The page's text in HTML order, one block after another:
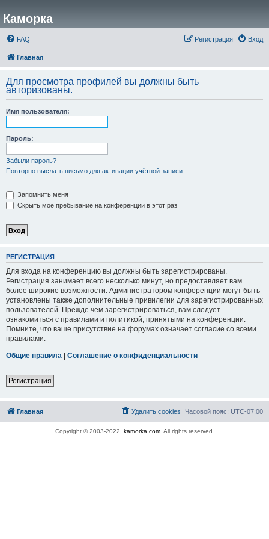
Каморка
FAQ Вход
Регистрация
Главная
Для просмотра профилей вы должны быть
авторизованы.
Имя пользователя:
Пароль:
Забыли пароль?
Повторно выслать письмо для активации учётной записи
Запомнить меня
Скрыть моё пребывание на конференции в этот раз
РЕГИСТРАЦИЯ
Для входа на конференцию вы должны быть зарегистрированы.
Регистрация занимает всего несколько минут, но предоставляет вам
более широкие возможности. Администратором конференции могут быть
установлены также дополнительные привилегии для зарегистрированных
пользователей. Прежде чем зарегистрироваться, вам следует
ознакомиться с правилами и политикой, принятыми на конференции.
Помните, что ваше присутствие на форумах означает согласие со всеми
правилами.
Общие правила | Соглашение о конфиденциальности
Регистрация
Главная Часовой пояс: UTC-07:00
Удалить cookies
Copyright © 2003-2022, kamorka.com. All rights reserved.